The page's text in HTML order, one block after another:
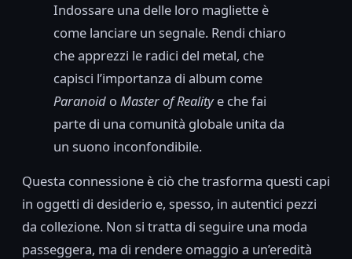
Indossare una delle loro magliette è
come lanciare un segnale. Rendi chiaro
che apprezzi le radici del metal, che
capisci l’importanza di album come
Paranoid o Master of Realitye che fai
parte di una comunità globale unita da
un suono inconfondibile.
Questa connessione è ciò che trasforma questi capi
in oggetti di desiderio e, spesso, in autentici pezzi
da collezione. Non si tratta di seguire una moda
passeggera, ma di rendere omaggio a un’eredità